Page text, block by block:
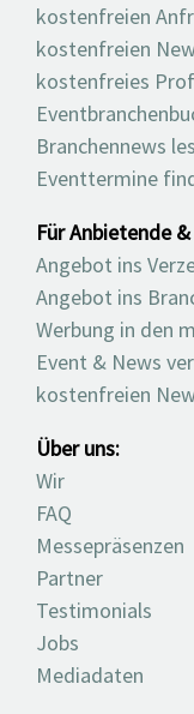
kostenfreien
kostenfreien
kostenfreies
Branchennews
Eventtermine
Für Anbietende
Angebot ins
Angebot ins
Werbung in den
Event & News
kostenfreien
Über uns:
Wir
FAQ
Messepräsenzen
Partner
Testimonials
Jobs
Mediadaten